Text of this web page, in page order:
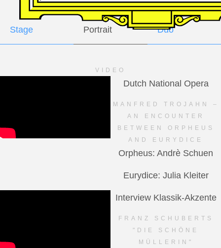
GALLERY
Stage Portrait Duo
VIDEO
Dutch National Opera
MANFRED TROJAHN –
AN ENCOUNTER
BETWEEN ORPHEUS
AND EURYDICE
Orpheus: Andrè Schuen
Eurydice: Julia Kleiter
Interview Klassik-Akzente
FRANZ SCHUBERTS
"DIE SCHÖNE
MÜLLERIN"